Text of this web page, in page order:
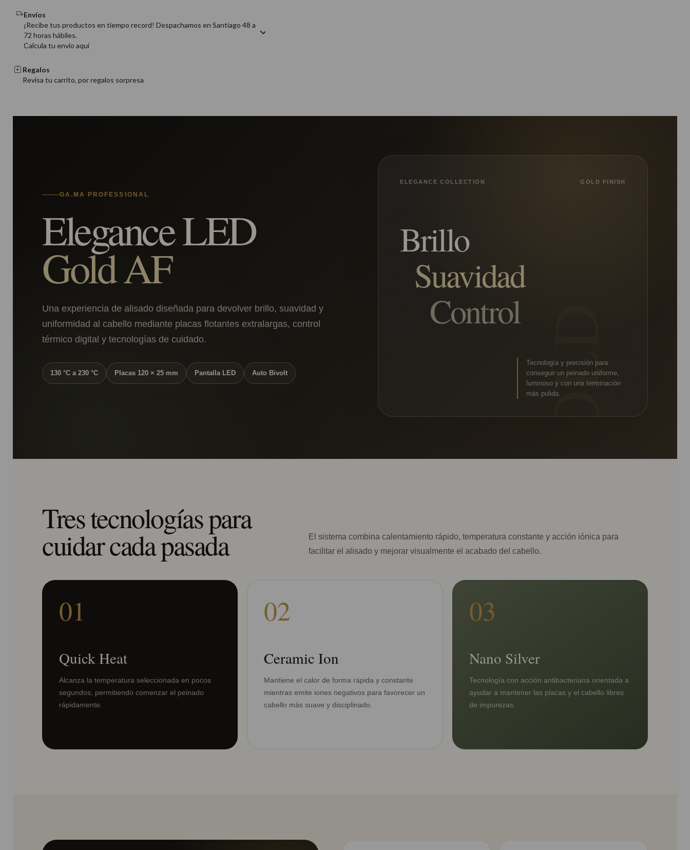
Envíos
¡Recibe tus productos en tiempo record! Despachamos en Santiago 48 a
72 horas hábiles.
Calcula tu envio aquí
Regalos
Revisa tu carrito, por regalos sorpresa
GA.MA PROFESSIONAL
Elegance LED
Gold AF
Una experiencia de alisado diseñada para devolver brillo, suavidad y
uniformidad al cabello mediante placas flotantes extralargas, control
térmico digital y tecnologías de cuidado.
130 °C a 230 °C Placas 120 × 25 mm Pantalla LED Auto Bivolt
ELEGANCE COLLECTION GOLD FINISH
Brillo
Suavidad
Control
Tecnología y precisión para
conseguir un peinado uniforme,
luminoso y con una terminación
más pulida.
Tres tecnologías para
cuidar cada pasada
El sistema combina calentamiento rápido, temperatura constante y acción iónica para
facilitar el alisado y mejorar visualmente el acabado del cabello.
01
Quick Heat
Alcanza la temperatura seleccionada en pocos
segundos, permitiendo comenzar el peinado
rápidamente.
02
Ceramic Ion
Mantiene el calor de forma rápida y constante
mientras emite iones negativos para favorecer un
cabello más suave y disciplinado.
03
Nano Silver
Tecnología con acción antibacteriana orientada a
ayudar a mantener las placas y el cabello libres
de impurezas.